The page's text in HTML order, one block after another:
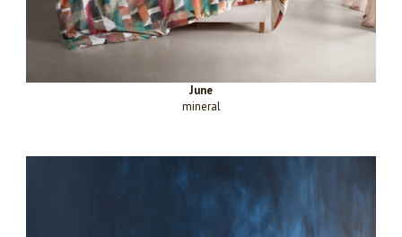
June
mineral